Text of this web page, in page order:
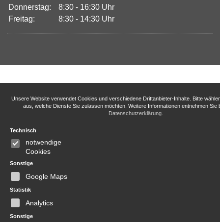
Donnerstag:
8:30 - 16:30 Uhr
Freitag:
8:30 - 14:30 Uhr
Unsere Website verwendet Cookies und verschiedene Drittanbieter-Inhalte. Bitte
aus, welche Dienste Sie zulassen möchten. Weitere Informationen entnehmen Sie
Datenschutzerklärung.
Technisch
notwendige
Cookies
Sonstige
Google Maps
Statistik
Analytics
Sonstige